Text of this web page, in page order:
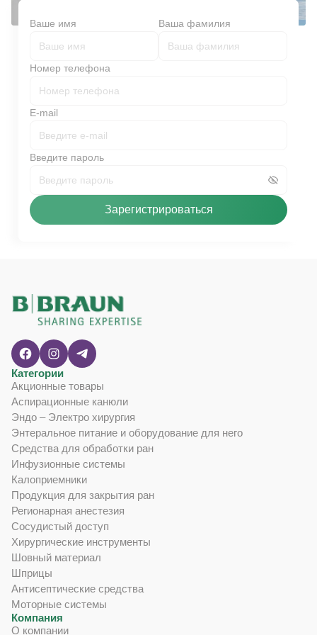
Ваше имя Ваша фамилия
Номер телефона
E-mail
Введите пароль
Зарегистрироваться
Категории
Акционные товары
Аспирационные канюли
Эндо – Электро хирургия
Энтеральное питание и оборудование для него
Средства для обработки ран
Инфузионные системы
Калоприемники
Продукция для закрытия ран
Регионарная анестезия
Сосудистый доступ
Хирургические инструменты
Шовный материал
Шприцы
Антисептические средства
Моторные системы
Компания
О компании